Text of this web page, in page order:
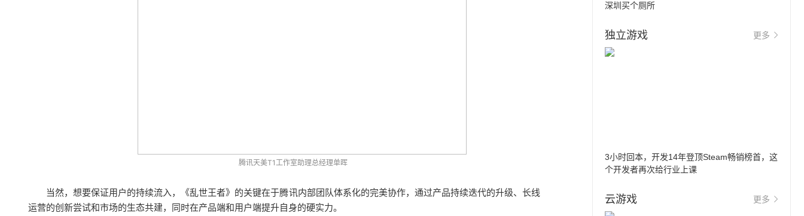
腾讯天美T1工作室助理总经理单晖
当然，想要保证用户的持续流入，《乱世王者》的关键在于腾讯内部团队体系化的完美协作，通过产品持续迭代的升级、长线
运营的创新尝试和市场的生态共建，同时在产品端和用户端提升自身的硬实力。
深圳买个厕所
独立游戏 更多
3小时回本，开发14年登顶Steam畅销榜首，这
个开发者再次给行业上课
云游戏 更多